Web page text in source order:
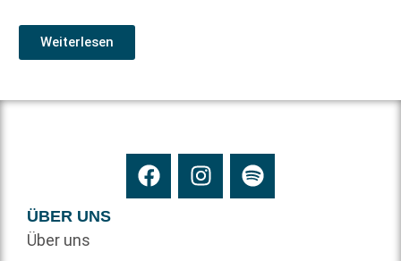
Weiterlesen
ÜBER UNS
Über uns